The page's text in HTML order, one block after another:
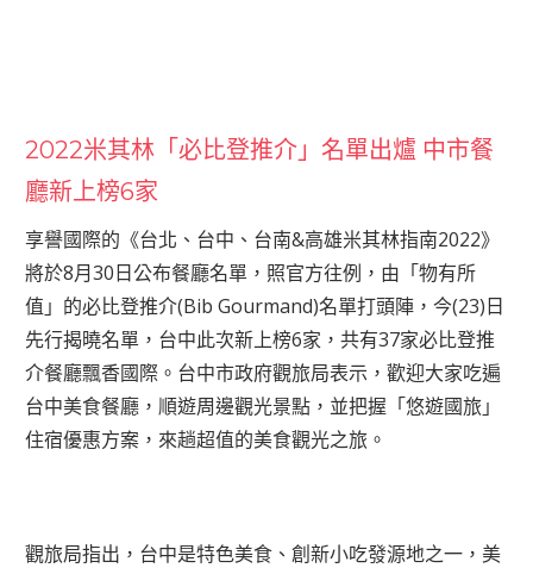
2022米其林「必比登推介」名單出爐 中市餐
廳新上榜6家
享譽國際的《台北、台中、台南&高雄米其林指南2022》
將於8月30日公布餐廳名單，照官方往例，由「物有所
值」的必比登推介(Bib Gourmand)名單打頭陣，今(23)日
先行揭曉名單，台中此次新上榜6家，共有37家必比登推
介餐廳飄香國際。台中市政府觀旅局表示，歡迎大家吃遍
台中美食餐廳，順遊周邊觀光景點，並把握「悠遊國旅」
住宿優惠方案，來趟超值的美食觀光之旅。
觀旅局指出，台中是特色美食、創新小吃發源地之一，美